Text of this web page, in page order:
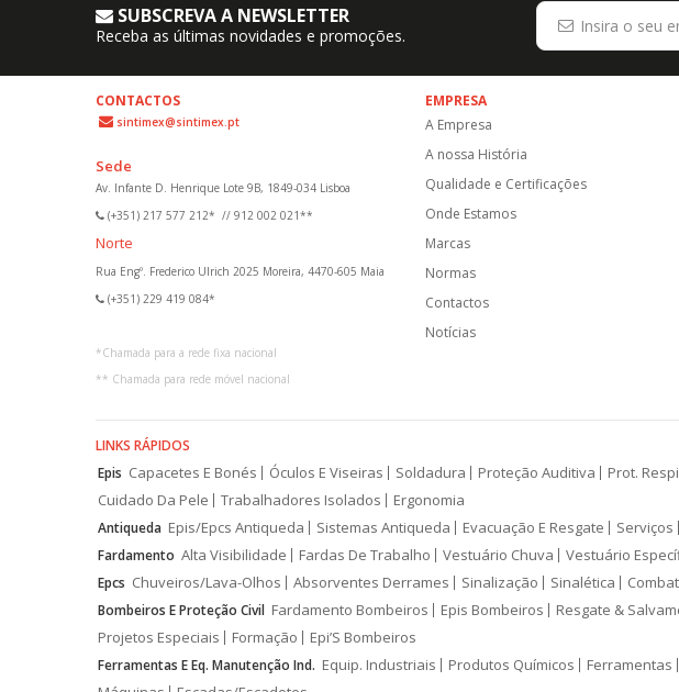
SUBSCREVA A NEWSLETTER
Receba as últimas novidades e promoções.
CONTACTOS
sintimex@sintimex.pt
Sede
Av. Infante D. Henrique Lote 9B, 1849-034 Lisboa
(+351) 217 577 212* // 912 002 021**
Norte
Rua Engº. Frederico Ulrich 2025 Moreira, 4470-605 Maia
(+351) 229 419 084*
*Chamada para a rede fixa nacional
** Chamada para rede móvel nacional
EMPRESA
A Empresa
A nossa História
Qualidade e Certificações
Onde Estamos
Marcas
Normas
Contactos
Notícias
LINKS RÁPIDOS
Epis Capacetes E Bonés Óculos E Viseiras Soldadura Proteção Auditiva Prot.
Cuidado Da Pele
Trabalhadores Isolados Ergonomia
Antiqueda Epis/Epcs Antiqueda Sistemas Antiqueda Evacuação E Resgate Serviços
Fardamento Alta Visibilidade Fardas De Trabalho Vestuário Chuva Vestuário
Epcs Chuveiros/Lava-Olhos Absorventes Derrames Sinalização Sinalética
Bombeiros E Proteção Civil Fardamento Bombeiros Epis Bombeiros Resgate &
Projetos Especiais
Formação Epi’S Bombeiros
Ferramentas E Eq. Manutenção Ind. Equip. Industriais Produtos Químicos Ferramentas